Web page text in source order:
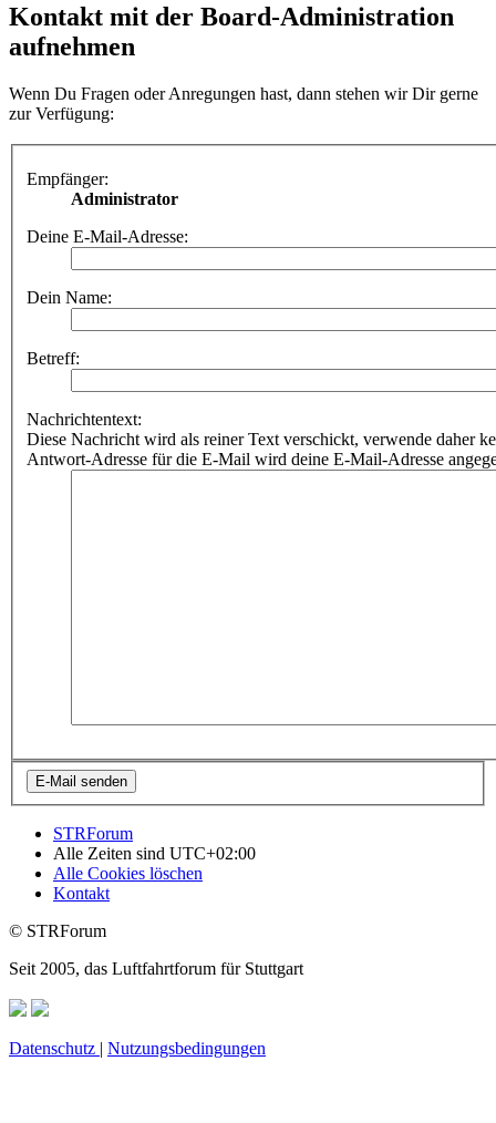
Kontakt mit der Board-Administration
aufnehmen
Wenn Du Fragen oder Anregungen hast, dann stehen wir Dir gerne
zur Verfügung:
Empfänger:
Administrator
Deine E-Mail-Adresse:
Dein Name:
Betreff:
Nachrichtentext:
Diese Nachricht wird als reiner Text verschickt, verwende daher
Antwort-Adresse für die E-Mail wird deine E-Mail-Adresse
STRForum
Alle Zeiten sind UTC+02:00
Alle Cookies löschen
Kontakt
© STRForum
Seit 2005, das Luftfahrtforum für Stuttgart
Datenschutz | Nutzungsbedingungen